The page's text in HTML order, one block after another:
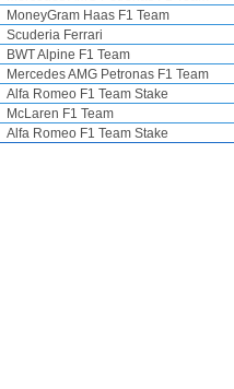
MoneyGram Haas F1 Team
Scuderia Ferrari
BWT Alpine F1 Team
Mercedes AMG Petronas F1 Team
Alfa Romeo F1 Team Stake
McLaren F1 Team
Alfa Romeo F1 Team Stake